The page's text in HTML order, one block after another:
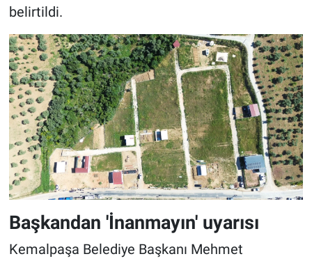
belirtildi.
Başkandan 'İnanmayın' uyarısı
Kemalpaşa Belediye Başkanı Mehmet